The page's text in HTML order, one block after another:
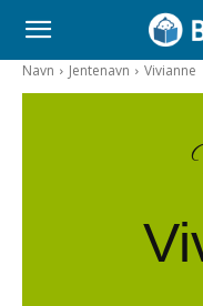
Navn Jentenavn Vivianne